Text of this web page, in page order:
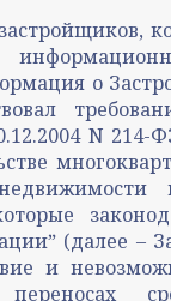
о
N 214-
(далее –
и